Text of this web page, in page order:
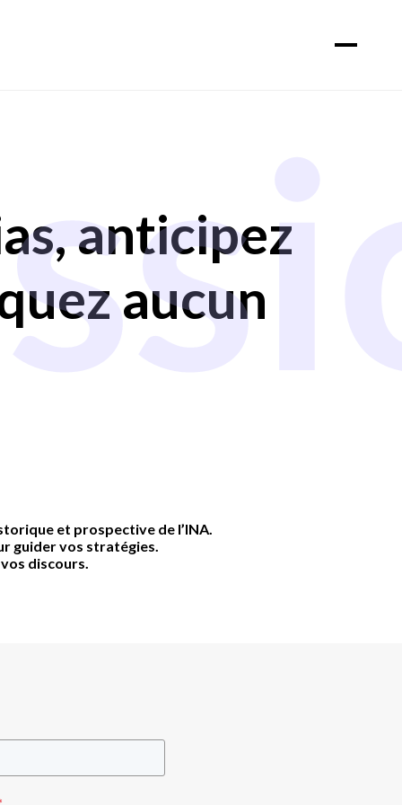
anticipez
aucun
et prospective de l’INA.
guider vos stratégies.
discours.